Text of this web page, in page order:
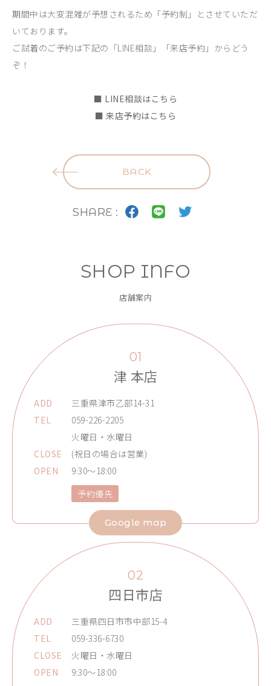
期間中は大変混雑が予想されるため「予約制」とさせていただ
いております。
ご試着のご予約は下記の「LINE相談」「来店予約」からどう
ぞ！
■ LINE相談はこちら
■ 来店予約はこちら
BACK
SHARE :
SHOP INFO
店舗案内
01
津 本店
ADD
三重県津市乙部14-31
TEL
059-226-2205
CLOSE
火曜日・水曜日
(祝日の場合は営業)
OPEN
9:30～18:00
予約優先
Google map
02
四日市店
ADD
三重県四日市市中部15-4
TEL
059-336-6730
CLOSE
火曜日・水曜日
OPEN
9:30～18:00